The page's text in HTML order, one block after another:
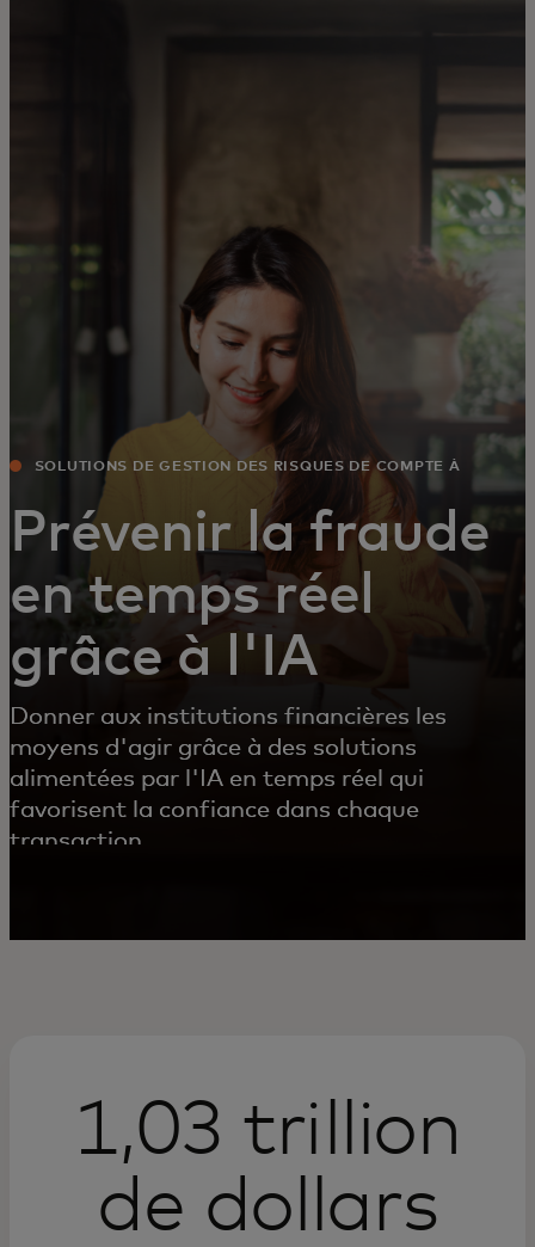
Pour les innovateurs
Actualités et tendances
SOLUTIONS DE GESTION DES RISQUES DE COMPTE À
Prévenir la fraude
en temps réel
grâce à l'IA
Donner aux institutions financières les
moyens d'agir grâce à des solutions
alimentées par l'IA en temps réel qui
favorisent la confiance dans chaque
transaction.
1,03 trillion
de dollars